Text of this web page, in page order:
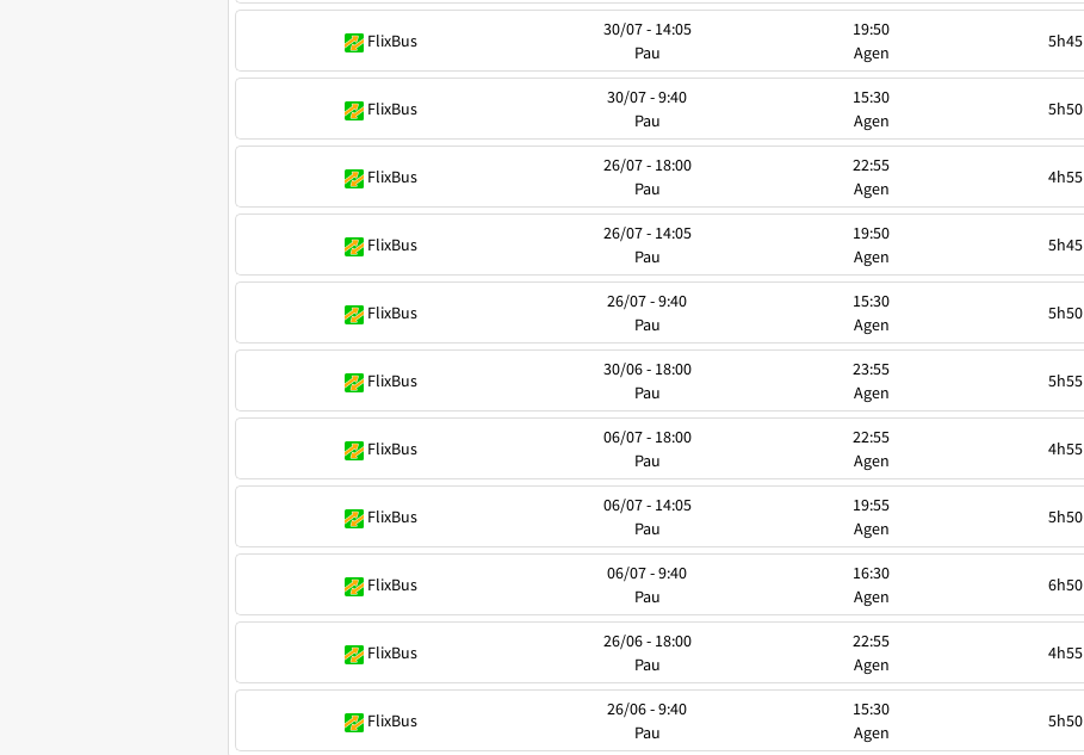
FlixBus
30/07 - 14:05
Pau
19:50
Agen
5h45
FlixBus
30/07 - 9:40
Pau
15:30
Agen
5h50
FlixBus
26/07 - 18:00
Pau
22:55
Agen
4h55
FlixBus
26/07 - 14:05
Pau
19:50
Agen
5h45
FlixBus
26/07 - 9:40
Pau
15:30
Agen
5h50
FlixBus
30/06 - 18:00
Pau
23:55
Agen
5h55
FlixBus
06/07 - 18:00
Pau
22:55
Agen
4h55
FlixBus
06/07 - 14:05
Pau
19:55
Agen
5h50
FlixBus
06/07 - 9:40
Pau
16:30
Agen
6h50
FlixBus
26/06 - 18:00
Pau
22:55
Agen
4h55
FlixBus
26/06 - 9:40
Pau
15:30
Agen
5h50